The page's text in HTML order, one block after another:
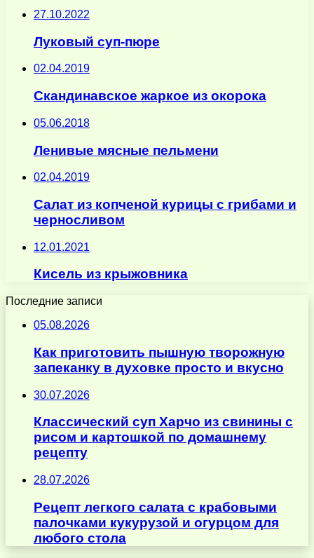
27.10.2022
Луковый суп-пюре
02.04.2019
Скандинавское жаркое из окорока
05.06.2018
Ленивые мясные пельмени
02.04.2019
Салат из копченой курицы с грибами и
черносливом
12.01.2021
Кисель из крыжовника
Последние записи
05.08.2026
Как приготовить пышную творожную
запеканку в духовке просто и вкусно
30.07.2026
Классический суп Харчо из свинины с
рисом и картошкой по домашнему
рецепту
28.07.2026
Рецепт легкого салата с крабовыми
палочками кукурузой и огурцом для
любого стола